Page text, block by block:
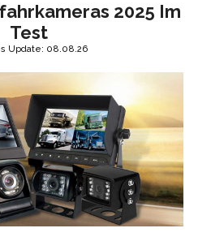
2025 Im
Test
Update: 08.08.26